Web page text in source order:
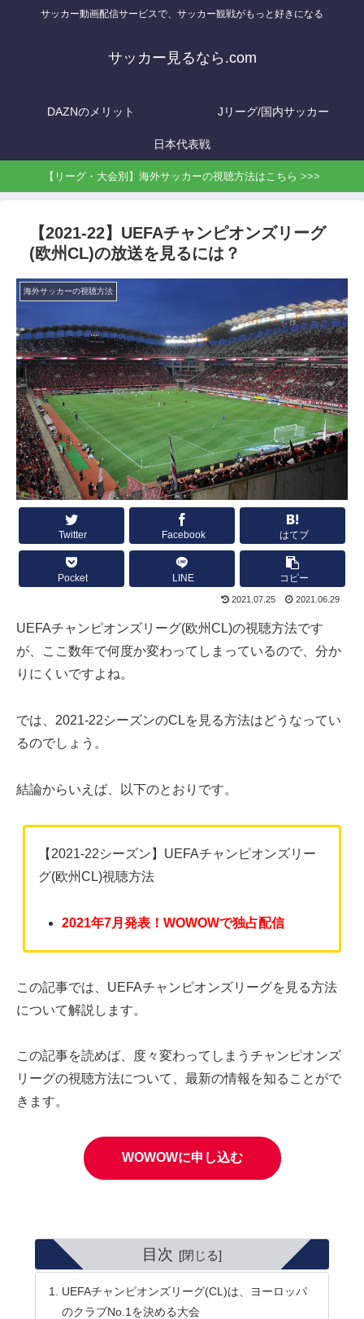
サッカー動画配信サービスで、サッカー観戦がもっと好きになる
サッカー見るなら.com
DAZNのメリット Jリーグ/国内サッカー
日本代表戦
【リーグ・大会別】海外サッカーの視聴方法はこちら >>>
【2021-22】UEFAチャンピオンズリーグ
(欧州CL)の放送を見るには？
海外サッカーの視聴方法
Twitter Facebook はてブ
Pocket LINE コピー
2021.07.25 2021.06.29
UEFAチャンピオンズリーグ(欧州CL)の視聴方法です
が、ここ数年で何度か変わってしまっているので、分か
りにくいですよね。
では、2021-22シーズンのCLを見る方法はどうなってい
るのでしょう。
結論からいえば、以下のとおりです。
【2021-22シーズン】UEFAチャンピオンズリー
グ(欧州CL)視聴方法
2021年7月発表！WOWOWで独占配信
この記事では、UEFAチャンピオンズリーグを見る方法
について解説します。
この記事を読めば、度々変わってしまうチャンピオンズ
リーグの視聴方法について、最新の情報を知ることがで
きます。
WOWOWに申し込む
目次
UEFAチャンピオンズリーグ(CL)は、ヨーロッパ
のクラブNo.1を決める大会